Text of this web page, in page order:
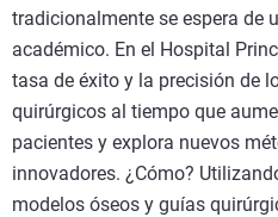
tradicionalmente se espera de
académico. En el Hospital
tasa de éxito y la precisión de
quirúrgicos al tiempo que
pacientes y explora nuevos
innovadores. ¿Cómo?
modelos óseos y guías